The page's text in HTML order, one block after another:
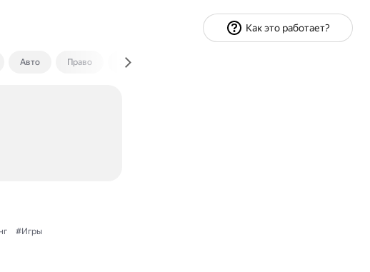
Авто Право Экономика и финансы
#Игры
Как это работает?